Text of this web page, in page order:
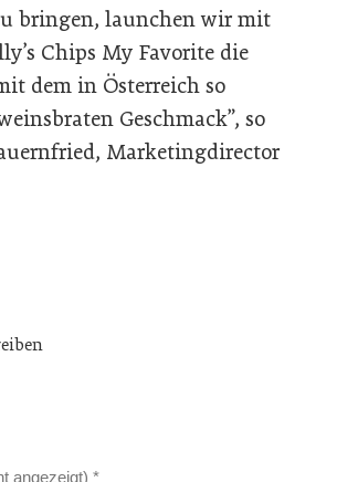
bringen, launchen wir mit
Chips My Favorite die
dem in Österreich so
Geschmack”, so
Marketingdirector